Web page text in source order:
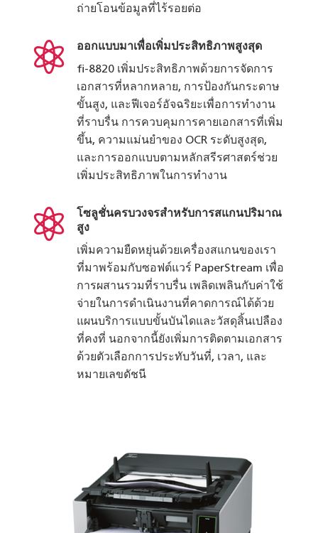
ถ่ายโอนข้อมูลที่ไร้รอยต่อ

ออกแบบมาเพื่อเพิ่มประสิทธิภาพสูงสุด
fi-8820 เพิ่มประสิทธิภาพด้วยการจัดการ
เอกสารที่หลากหลาย, การป้องกันกระดาษ
ขั้นสูง, และฟีเจอร์อัจฉริยะเพื่อการทำงาน
ที่ราบรื่น การควบคุมการคายเอกสารที่เพิ่ม
ขึ้น, ความแม่นยำของ OCR ระดับสูงสุด,
และการออกแบบตามหลักสรีรศาสตร์ช่วย
เพิ่มประสิทธิภาพในการทำงาน

โซลูชั่นครบวงจรสำหรับการสแกนปริมาณ
สูง
เพิ่มความยืดหยุ่นด้วยเครื่องสแกนของเรา
ที่มาพร้อมกับซอฟต์แวร์ PaperStream เพื่อ
การผสานรวมที่ราบรื่น เพลิดเพลินกับค่าใช้
จ่ายในการดำเนินงานที่คาดการณ์ได้ด้วย
แผนบริการแบบขั้นบันไดและวัสดุสิ้นเปลือง
ที่คงที่ นอกจากนี้ยังเพิ่มการติดตามเอกสาร
ด้วยตัวเลือกการประทับวันที่, เวลา, และ
หมายเลขดัชนี